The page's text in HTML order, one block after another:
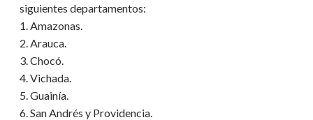
siguientes departamentos:
1. Amazonas.
2. Arauca.
3. Chocó.
4. Vichada.
5. Guainía.
6. San Andrés y Providencia.